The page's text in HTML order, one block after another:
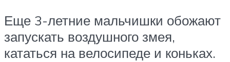
Еще 3-летние мальчишки обожают
запускать воздушного змея,
кататься на велосипеде и коньках.